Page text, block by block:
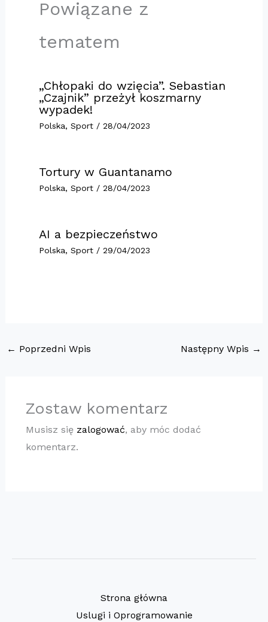
Powiązane z
tematem
„Chłopaki do wzięcia”. Sebastian
„Czajnik” przeżył koszmarny
wypadek!
Polska, Sport/ 28/04/2023
Tortury w Guantanamo
Polska, Sport/ 28/04/2023
AI a bezpieczeństwo
Polska, Sport/ 29/04/2023
← Poprzedni Wpis Następny Wpis →
Zostaw komentarz
Musisz się zalogować, aby móc dodać
komentarz.
Strona główna
Uslugi i Oprogramowanie